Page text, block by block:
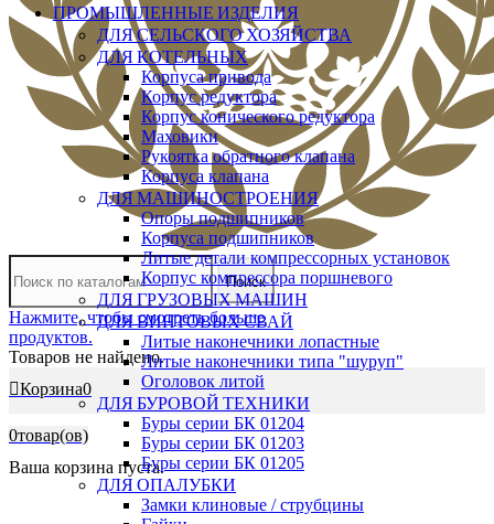
Поиск
Нажмите, чтобы смотреть больше
продуктов.
Товаров не найдено.
Корзина0
0товар(ов)
Ваша корзина пуста.
ПРОМЫШЛЕННЫЕ ИЗДЕЛИЯ
ДЛЯ СЕЛЬСКОГО ХОЗЯЙСТВА
ДЛЯ КОТЕЛЬНЫХ
Корпуса привода
Корпус редуктора
Корпус конического редуктора
Маховики
Рукоятка обратного клапана
Корпуса клапана
ДЛЯ МАШИНОСТРОЕНИЯ
Опоры подшипников
Корпуса подшипников
Литые детали компрессорных установок
Корпус компрессора поршневого
ДЛЯ ГРУЗОВЫХ МАШИН
ДЛЯ ВИНТОВЫХ СВАЙ
Литые наконечники лопастные
Литые наконечники типа "шуруп"
Оголовок литой
ДЛЯ БУРОВОЙ ТЕХНИКИ
Буры серии БК 01204
Буры серии БК 01203
Буры серии БК 01205
ДЛЯ ОПАЛУБКИ
Замки клиновые / струбцины